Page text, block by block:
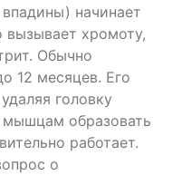
начинает
вызывает хромоту,
Обычно
12 месяцев. Его
головку
мышцам образовать
работает.
о